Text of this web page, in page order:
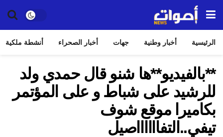
الرئيسية أخبار وطنية جهات أخبار الصحراء أنشطة ملكية
**بالفيديو**ها شنو قال حمدي ولد
للرشيد على شباط و على المؤتمر
بكاميرا موقع شوف
تيفي..التفااااااصيل